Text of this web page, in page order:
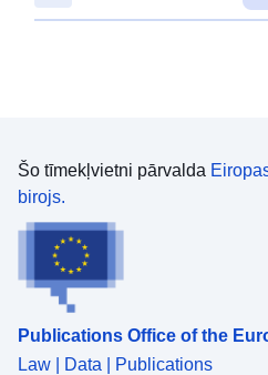
Šo tīmekļvietni pārvalda
birojs.
Publications Office of the
Law | Data | Publications